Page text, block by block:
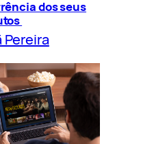
dos seus
Pereira